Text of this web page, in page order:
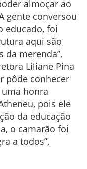
almoçar ao
gente conversou
educado, foi
aqui são
da merenda”,
Liliane Pina
pôde conhecer
uma honra
pois ele
da educação
o camarão foi
a todos”,